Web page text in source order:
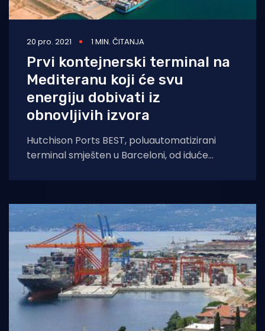
20 pro. 2021 1 MIN. ČITANJA
Prvi kontejnerski terminal na
Mediteranu koji će svu
energiju dobivati iz
obnovljivih izvora
Hutchison Ports BEST, poluautomatizirani
terminal smješten u Barceloni, od iduće
kojim namjeravaju svu električnu